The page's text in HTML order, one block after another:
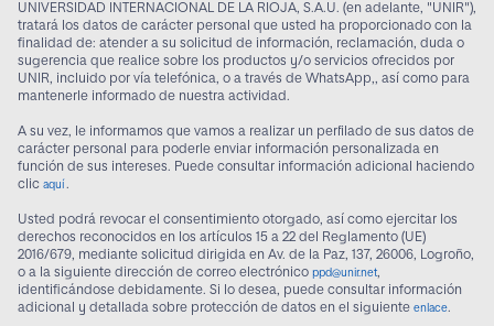
UNIVERSIDAD INTERNACIONAL DE LA RIOJA, S.A.U. (en adelante, "UNIR"),
tratará los datos de carácter personal que usted ha proporcionado con la
finalidad de: atender a su solicitud de información, reclamación, duda o
sugerencia que realice sobre los productos y/o servicios ofrecidos por
UNIR, incluido por vía telefónica, o a través de WhatsApp,, así como para
mantenerle informado de nuestra actividad.
A su vez, le informamos que vamos a realizar un perfilado de sus datos de
carácter personal para poderle enviar información personalizada en
función de sus intereses. Puede consultar información adicional haciendo
clic aquí .
Usted podrá revocar el consentimiento otorgado, así como ejercitar los
derechos reconocidos en los artículos 15 a 22 del Reglamento (UE)
2016/679, mediante solicitud dirigida en Av. de la Paz, 137, 26006, Logroño,
o a la siguiente dirección de correo electrónico ppd@unir.net,
identificándose debidamente. Si lo desea, puede consultar información
adicional y detallada sobre protección de datos en el siguiente enlace.